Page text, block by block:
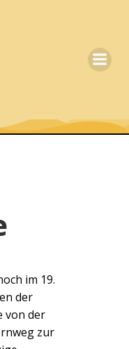
im 19.
der
von der
zur